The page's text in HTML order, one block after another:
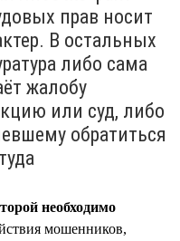
прав носит
В остальных
либо сама
жалобу
или суд, либо
обратиться
туда
необходимо
мошенников,